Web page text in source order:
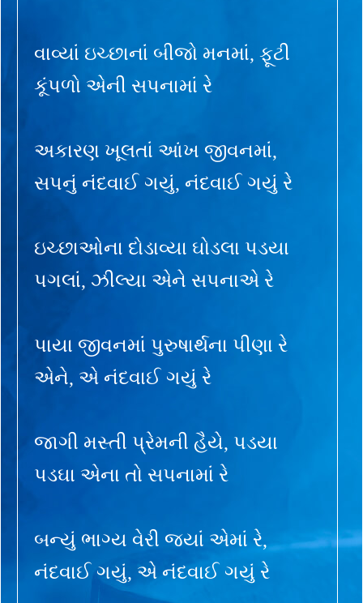
વાવ્યાં ઇચ્છાનાં બીજો મનમાં, ફૂટી
કૂંપળો એની સપનામાં રે
અકારણ ખૂલતાં આંખ જીવનમાં,
સપનું નંદવાઈ ગયું, નંદવાઈ ગયું રે
ઇચ્છાઓના દોડાવ્યા ઘોડલા પડયા
પગલાં, ઝીલ્યા એને સપનાએ રે
પાયા જીવનમાં પુરુષાર્થના પીણા રે
એને, એ નંદવાઈ ગયું રે
જાગી મસ્તી પ્રેમની હૈયે, પડયા
પડઘા એના તો સપનામાં રે
બન્યું ભાગ્ય વેરી જ્યાં એમાં રે,
નંદવાઈ ગયું, એ નંદવાઈ ગયું રે